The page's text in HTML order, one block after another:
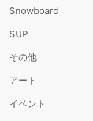
Snowboard
SUP
その他
アート
イベント